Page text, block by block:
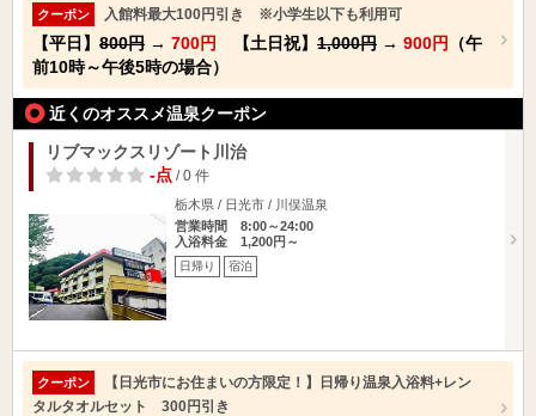
クーポン 入館料最大100円引き ※小学生以下も利用可
【平日】 800円 → 700円 【土日祝】 1,000円 → 900円
（午
前10時～午後5時の場合）
近くのオススメ温泉クーポン
リブマックスリゾート川治
-点/ 0 件
栃木県 / 日光市 / 川俣温泉
営業時間 8:00～24:00
入浴料金 1,200円～
日帰り 宿泊
クーポン
【日光市にお住まいの方限定！】日帰り温泉入浴料+レン
タルタオルセット 300円引き